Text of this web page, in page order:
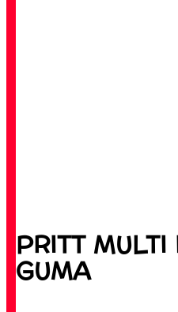
PRITT
GUMA